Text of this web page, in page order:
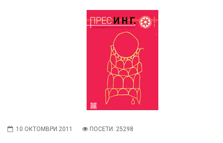
10 ОКТОМВРИ 2011 ПОСЕТИ: 25298